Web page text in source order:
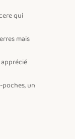
qui
mais
un